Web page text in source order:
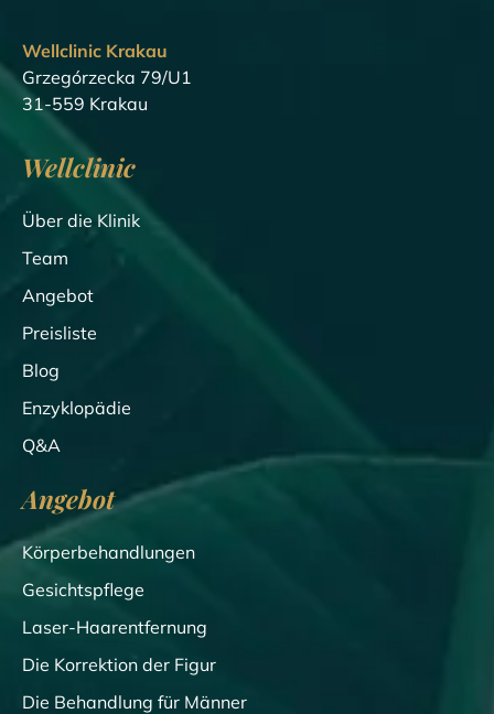
Wellclinic Krakau
Grzegórzecka 79/U1
31-559 Krakau
Wellclinic
Über die Klinik
Team
Angebot
Preisliste
Blog
Enzyklopädie
Q&A
Angebot
Körperbehandlungen
Gesichtspflege
Laser-Haarentfernung
Die Korrektion der Figur
Die Behandlung für Männer